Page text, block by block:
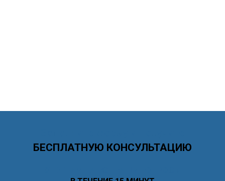
БЕСПЛАТНУЮ КОНСУЛЬТАЦИЮ